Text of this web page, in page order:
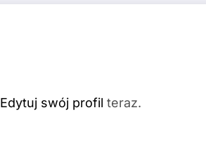
Edytuj swój profil teraz.